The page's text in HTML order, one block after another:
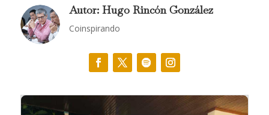
Autor: Hugo Rincón González
Coinspirando